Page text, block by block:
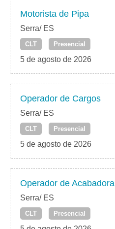
Motorista de Pipa
Serra/ ES
CLT Presencial
5 de agosto de 2026
Operador de Cargos
Serra/ ES
CLT Presencial
5 de agosto de 2026
Operador de Acabadora
Serra/ ES
CLT Presencial